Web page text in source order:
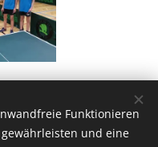
Funktionieren
und eine